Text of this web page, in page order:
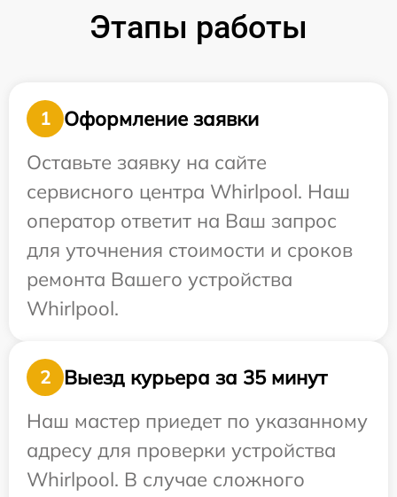
Этапы работы
1
Оформление заявки
Оставьте заявку на сайте
сервисного центра Whirlpool. Наш
оператор ответит на Ваш запрос
для уточнения стоимости и сроков
ремонта Вашего устройства
Whirlpool.
2
Выезд курьера за 35 минут
Наш мастер приедет по указанному
адресу для проверки устройства
Whirlpool. В случае сложного